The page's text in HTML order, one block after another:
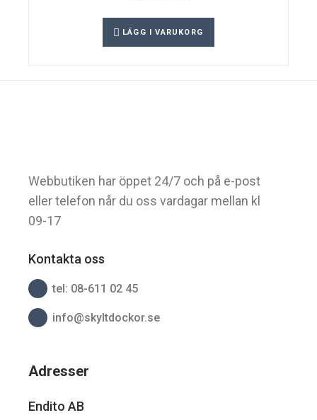
LÄGG I VARUKORG
Webbutiken har öppet 24/7 och på e-post
eller telefon når du oss vardagar mellan kl
09-17
Kontakta oss
tel: 08-611 02 45
info@skyltdockor.se
Adresser
Endito AB